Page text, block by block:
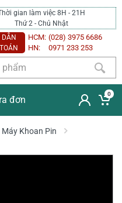
gian làm việc 8H - 21H
Thứ 2 - Chủ Nhật
DẪN
HCM: (028) 3975 6686
HN:
0971 233 253
đơn
0
Máy Khoan Pin